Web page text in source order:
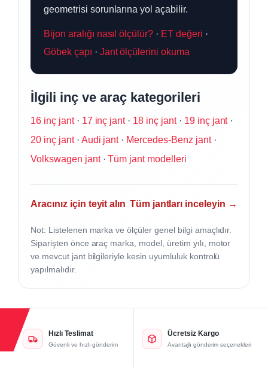
geometrisi sorunlarına yol açabilir.
Bijon aralığı nasıl ölçülür? · ET değeri ·
Göbek çapı · Jant ölçülerini okuma
İlgili inç ve araç kategorileri
16 inç jant· 17 inç jant· 18 inç jant· 19 inç jant·
20 inç jant· Audi jant· Mercedes-Benz jant·
Volkswagen jant·Tüm jant modelleri
Aracınız için teyit alın Tüm jantları inceleyin →
Not: Listelenen marka ve ölçüler genel bilgi amaçlıdır.
Siparişten önce araç marka, model, üretim yılı, motor
ve mevcut jant bilgileriyle kesin uyumluluk kontrolü
yapılmalıdır.
Hızlı Teslimat
Güvenli ve hızlı gönderim
Ücretsiz Kargo
Avantajlı gönderim seçenekleri